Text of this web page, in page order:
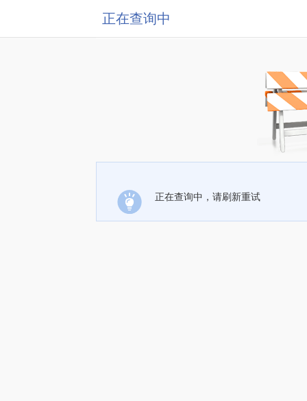
正在查询中
正在查询中，请刷新重试